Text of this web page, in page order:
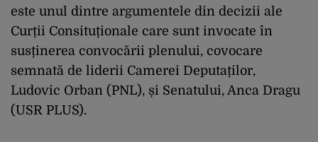
este unul dintre argumentele din decizii ale
Curții Consituționale care sunt invocate în
susținerea convocării plenului, covocare
semnată de liderii Camerei Deputaților,
Ludovic Orban (PNL), și Senatului, Anca Dragu
(USR PLUS).